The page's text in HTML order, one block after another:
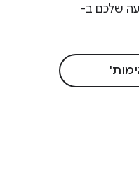
שלכם ב-